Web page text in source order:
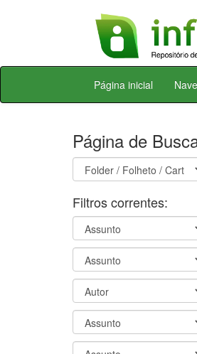
Skip
Página inicial
Página de
Filtros correntes: